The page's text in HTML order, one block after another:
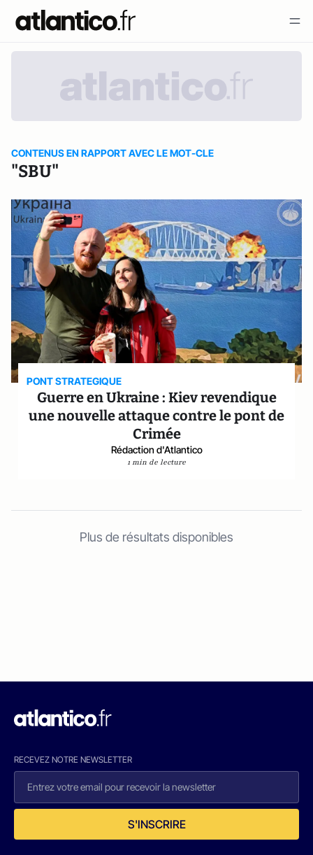
CONTENUS EN RAPPORT AVEC LE MOT-CLE
"SBU"
PONT STRATEGIQUE
Guerre en Ukraine : Kiev revendique
une nouvelle attaque contre le pont de
Crimée
Rédaction d'Atlantico
1 min de lecture
Plus de résultats disponibles
RECEVEZ NOTRE NEWSLETTER
S'INSCRIRE